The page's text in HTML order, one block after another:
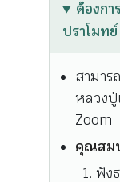
ต้องกา
ปราโมทย์
สามาร
หลวงปู่
Zoom
คุณสม
ฟัง